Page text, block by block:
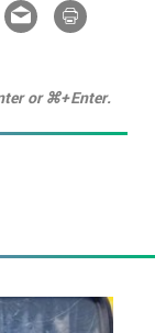
or ⌘+Enter.